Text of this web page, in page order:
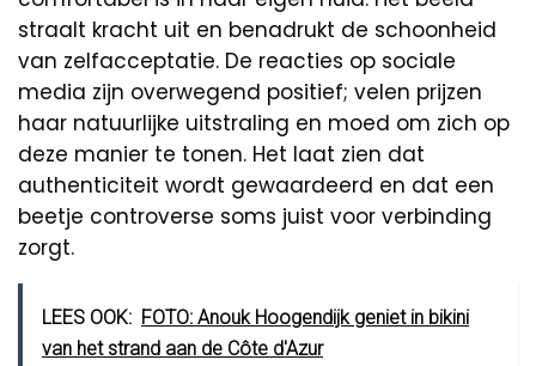
straalt kracht uit en benadrukt de schoonheid
van zelfacceptatie. De reacties op sociale
media zijn overwegend positief; velen prijzen
haar natuurlijke uitstraling en moed om zich op
deze manier te tonen. Het laat zien dat
authenticiteit wordt gewaardeerd en dat een
beetje controverse soms juist voor verbinding
zorgt.
LEES OOK: FOTO: Anouk Hoogendijk geniet in bikini
van het strand aan de Côte d'Azur